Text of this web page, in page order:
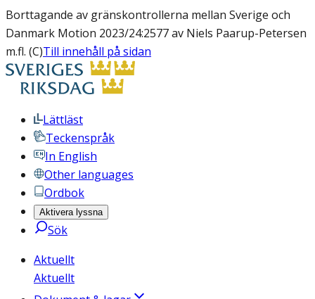
Borttagande av gränskontrollerna mellan Sverige och
Danmark Motion 2023/24:2577 av Niels Paarup-Petersen
m.fl. (C)Till innehåll på sidan
Lättläst
Teckenspråk
In English
Other languages
Ordbok
Aktivera lyssna
Sök
Aktuellt
Aktuellt